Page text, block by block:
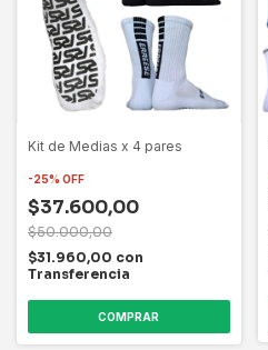
Kit de Medias x 4 pares
-25% OFF
$37.600,00
$50.000,00
$31.960,00 con
Transferencia
COMPRAR